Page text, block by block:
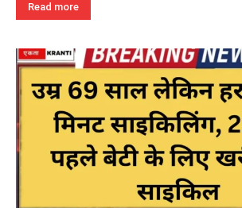
Read more